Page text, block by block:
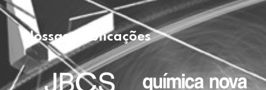
Nossas publicações